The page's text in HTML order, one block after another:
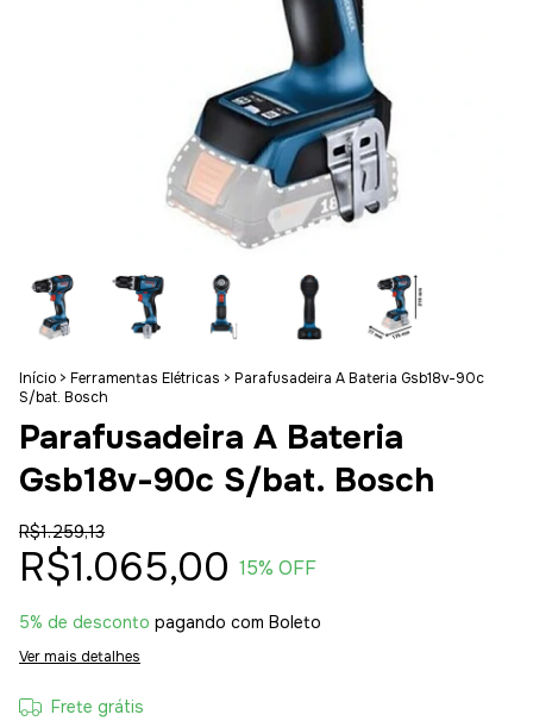
Início > Ferramentas Elétricas > Parafusadeira A Bateria Gsb18v-90c
S/bat. Bosch
Parafusadeira A Bateria
Gsb18v-90c S/bat. Bosch
R$1.259,13
R$1.065,00 15% OFF
5% de desconto pagando com Boleto
Ver mais detalhes
Frete grátis